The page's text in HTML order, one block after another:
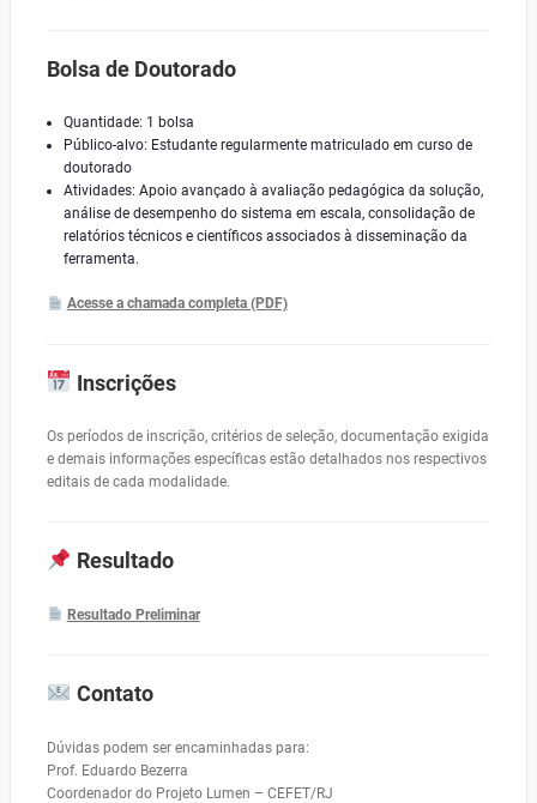
Bolsa de Doutorado
Quantidade: 1 bolsa
Público-alvo: Estudante regularmente matriculado em curso de
doutorado
Atividades: Apoio avançado à avaliação pedagógica da solução,
análise de desempenho do sistema em escala, consolidação de
relatórios técnicos e científicos associados à disseminação da
ferramenta.
Acesse a chamada completa (PDF)
Inscrições
Os períodos de inscrição, critérios de seleção, documentação exigida
e demais informações específicas estão detalhados nos respectivos
editais de cada modalidade.
Resultado
Resultado Preliminar
Contato
Dúvidas podem ser encaminhadas para:
Prof. Eduardo Bezerra
Coordenador do Projeto Lumen – CEFET/RJ